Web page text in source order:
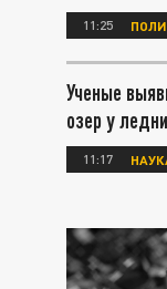
11:25
Ученые
озер у
11:17